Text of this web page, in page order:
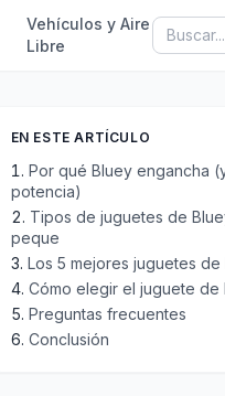
Vehículos y Aire
Libre
EN ESTE ARTÍCULO
Por qué Bluey engancha
potencia)
Tipos de juguetes de
peque
Los 5 mejores juguetes de
Cómo elegir el juguete
Preguntas frecuentes
Conclusión